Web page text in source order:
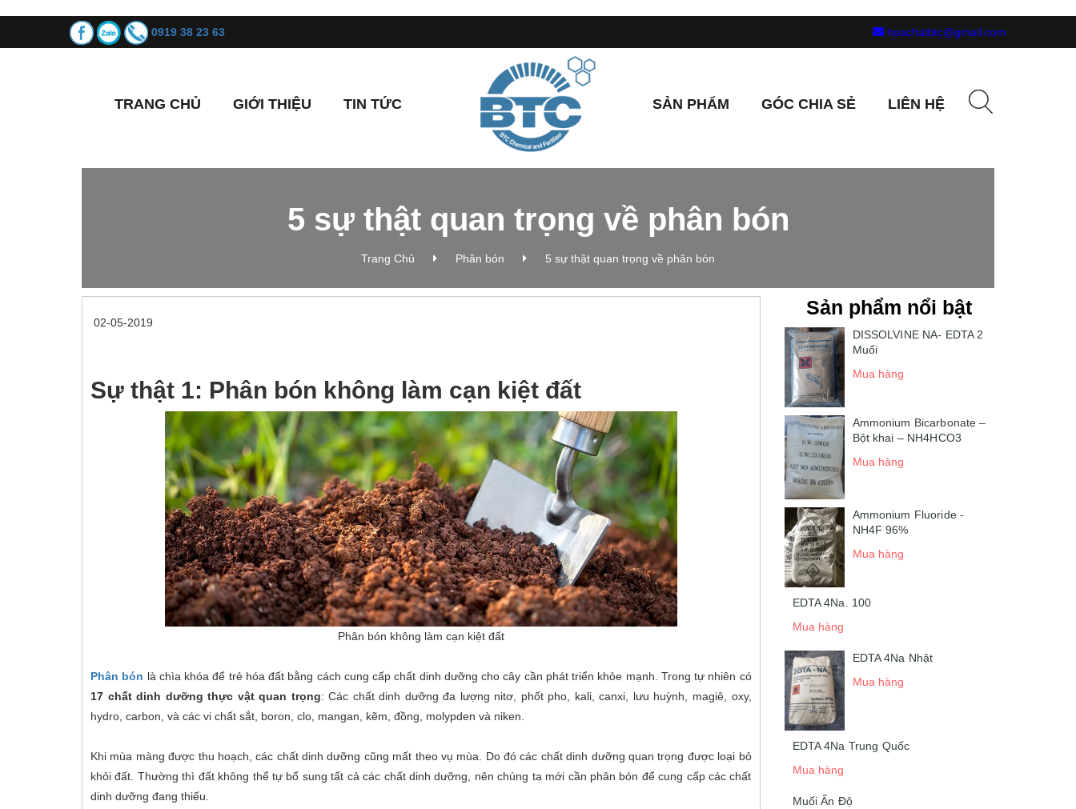
0919 38 23 63 hoachatbtc@gmail.com
TRANG CHỦ GIỚI THIỆU TIN TỨC SẢN PHẨM GÓC CHIA SẺ LIÊN HỆ
5 sự thật quan trọng về phân bón
Trang Chủ Phân bón 5 sự thật quan trọng về phân bón
02-05-2019
Sự thật 1: Phân bón không làm cạn kiệt đất
Phân bón không làm cạn kiệt đất
Phân bón là chìa khóa để trẻ hóa đất bằng cách cung cấp chất dinh dưỡng cho cây cần phát triển khỏe mạnh. Trong tự nhiên có
17 chất dinh dưỡng thực vật quan trọng: Các chất dinh dưỡng đa lượng nitơ, phốt pho, kali, canxi, lưu huỳnh, magiê, oxy,
hydro, carbon, và các vi chất sắt, boron, clo, mangan, kẽm, đồng, molypden và niken.
Khi mùa màng được thu hoạch, các chất dinh dưỡng cũng mất theo vụ mùa. Do đó các chất dinh dưỡng quan trọng được loại bỏ
khỏi đất. Thường thì đất không thể tự bổ sung tất cả các chất dinh dưỡng, nên chúng ta mới cần phân bón để cung cấp các chất
dinh dưỡng đang thiếu.
Sản phẩm nổi bật
DISSOLVINE NA- EDTA 2
Muối
Mua hàng
Ammonium Bicarbonate –
Bột khai – NH4HCO3
Mua hàng
Ammonium Fluoride -
NH4F 96%
Mua hàng
EDTA 4Na. 100
Mua hàng
EDTA 4Na Nhật
Mua hàng
EDTA 4Na Trung Quốc
Mua hàng
Muối Ấn Độ